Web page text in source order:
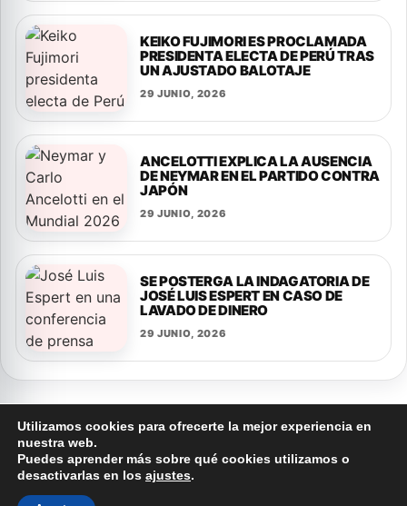
KEIKO FUJIMORI ES PROCLAMADA
PRESIDENTA ELECTA DE PERÚ TRAS
UN AJUSTADO BALOTAJE
29 JUNIO, 2026
ANCELOTTI EXPLICA LA AUSENCIA
DE NEYMAR EN EL PARTIDO CONTRA
JAPÓN
29 JUNIO, 2026
SE POSTERGA LA INDAGATORIA DE
JOSÉ LUIS ESPERT EN CASO DE
LAVADO DE DINERO
29 JUNIO, 2026
© 2026 FLASH NOTICIAS
Utilizamos cookies para ofrecerte la mejor experiencia en
nuestra web.
Puedes aprender más sobre qué cookies utilizamos o
desactivarlas en los ajustes.